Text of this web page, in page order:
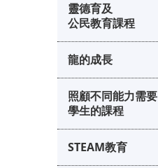
靈德育及
公民教育課程
龍的成長
照顧不同能力需要
學生的課程
STEAM教育